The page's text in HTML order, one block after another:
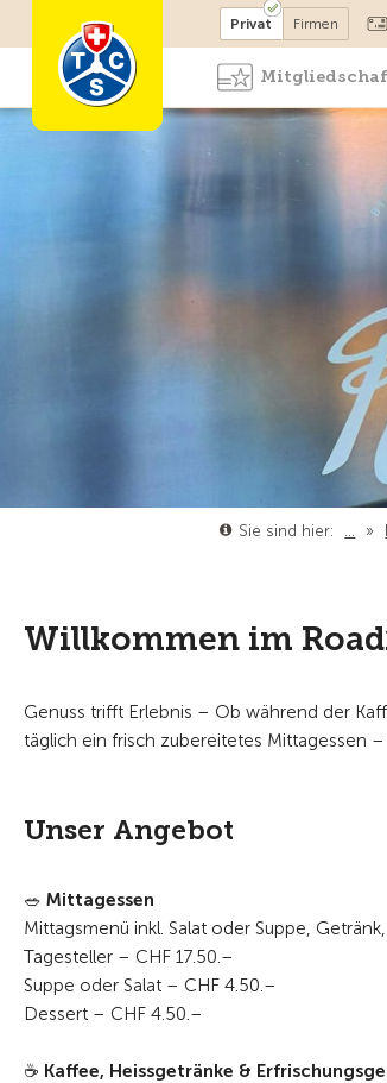
Mitglied werden
Privat Firmen
Sie sind hier: … »
Willkommen im
Genuss trifft Erlebnis – Ob während der
täglich ein frisch zubereitetes Mittagessen
Unser Angebot
🥗 Mittagessen
Mittagsmenü inkl. Salat oder Suppe,
Tagesteller – CHF 17.50.–
Suppe oder Salat – CHF 4.50.–
Dessert – CHF 4.50.–
☕ Kaffee, Heissgetränke &